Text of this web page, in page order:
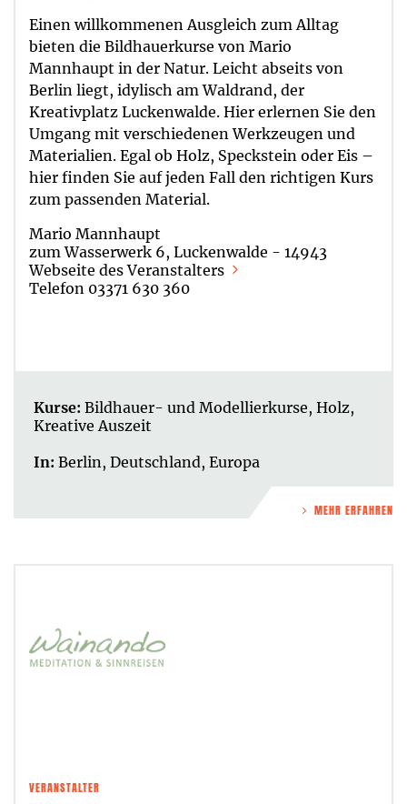
Einen willkommenen Ausgleich zum Alltag
bieten die Bildhauerkurse von Mario
Mannhaupt in der Natur. Leicht abseits von
Berlin liegt, idylisch am Waldrand, der
Kreativplatz Luckenwalde. Hier erlernen Sie den
Umgang mit verschiedenen Werkzeugen und
Materialien. Egal ob Holz, Speckstein oder Eis –
hier finden Sie auf jeden Fall den richtigen Kurs
zum passenden Material.
Mario Mannhaupt
zum Wasserwerk 6, Luckenwalde - 14943
Webseite des Veranstalters
Telefon 03371 630 360
Kurse: Bildhauer- und Modellierkurse, Holz,
Kreative Auszeit
In: Berlin, Deutschland, Europa
MEHR ERFAHREN
VERANSTALTER